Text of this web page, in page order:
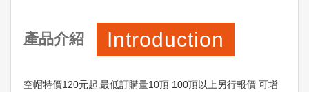
產品介紹 Introduction
空帽特價120元起‚最低訂購量10頂 100頂以上另行報價 可增